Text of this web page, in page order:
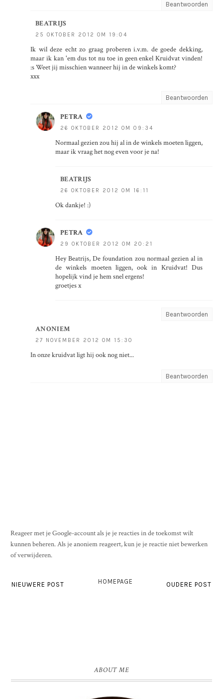
Beantwoorden
BEATRIJS
25 OKTOBER 2012 OM 19:04
Ik wil deze echt zo graag proberen i.v.m. de goede dekking,
maar ik kan 'em dus tot nu toe in geen enkel Kruidvat vinden!
:s Weet jij misschien wanneer hij in de winkels komt?
xxx
Beantwoorden
PETRA
26 OKTOBER 2012 OM 09:34
Normaal gezien zou hij al in de winkels moeten liggen,
maar ik vraag het nog even voor je na!
BEATRIJS
26 OKTOBER 2012 OM 16:11
Ok dankje! :)
PETRA
29 OKTOBER 2012 OM 20:21
Hey Beatrijs, De foundation zou normaal gezien al in
de winkels moeten liggen, ook in Kruidvat! Dus
hopelijk vind je hem snel ergens!
groetjes x
Beantwoorden
ANONIEM
27 NOVEMBER 2012 OM 15:30
In onze kruidvat ligt hij ook nog niet...
Beantwoorden
Reageer met je Google-account als je je reacties in de toekomst wilt
kunnen beheren. Als je anoniem reageert, kun je je reactie niet bewerken
of verwijderen.
NIEUWERE POST OUDERE POST
HOMEPAGE
ABOUT ME